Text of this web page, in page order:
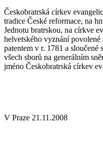
Českobratrská církev
tradice České reformace, na
Jednotu bratrskou, na církve
helvetského vyznání
patentem v r. 1781 a
všech sborů na generálním
jméno Českobratrská církev
V Praze 21.11.2008